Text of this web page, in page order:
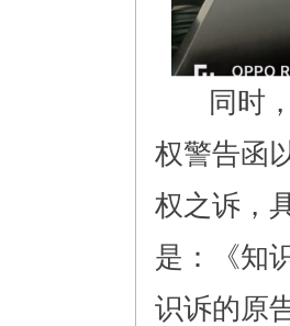
同时，
权警告函
权之诉，
是：《知
识诉的原